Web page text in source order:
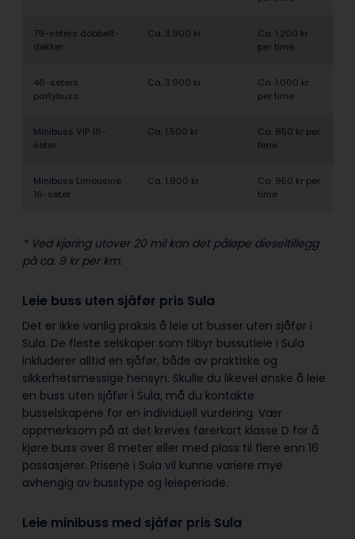
79-seters dobbelt­
dekker
Ca. 3.900 kr
Ca. 1.200 kr
per time
46-seters
partybuss
Ca. 3.900 kr
Ca. 1.000 kr
per time
Minibuss VIP 16-
seter
Ca. 1.500 kr
Ca. 850 kr per
time
Minibuss Limousine
16-seter
Ca. 1.900 kr
Ca. 950 kr per
time
* Ved kjøring utover 20 mil kan det påløpe dieseltillegg
på ca. 9 kr per km.
Leie buss uten sjåfør pris Sula
Det er ikke vanlig praksis å leie ut busser uten sjåfør i
Sula. De fleste selskaper som tilbyr bussutleie i Sula
inkluderer alltid en sjåfør, både av praktiske og
sikkerhetsmessige hensyn. Skulle du likevel ønske å leie
en buss uten sjåfør i Sula, må du kontakte
busselskapene for en individuell vurdering. Vær
oppmerksom på at det kreves førerkort klasse D for å
kjøre buss over 8 meter eller med plass til flere enn 16
passasjerer. Prisene i Sula vil kunne variere mye
avhengig av busstype og leieperiode.
Leie minibuss med sjåfør pris Sula